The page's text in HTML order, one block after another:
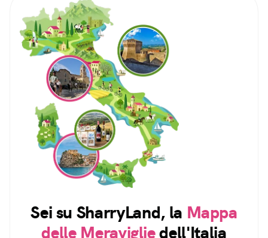
Sei su SharryLand, la Mappa
delle Meravigliedell'Italia